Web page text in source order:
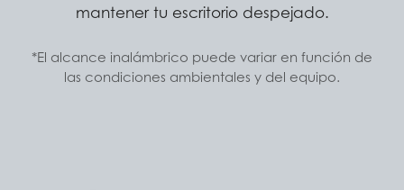
mantener tu escritorio despejado.
*El alcance inalámbrico puede variar en función de
las condiciones ambientales y del equipo.